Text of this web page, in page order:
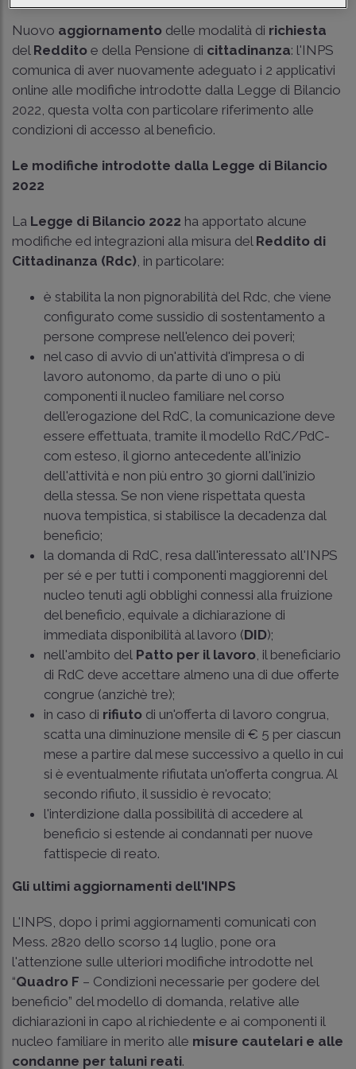
Nuovo aggiornamento delle modalità di richiesta
del Reddito e della Pensione di cittadinanza: l'INPS
comunica di aver nuovamente adeguato i 2 applicativi
online alle modifiche introdotte dalla Legge di Bilancio
2022, questa volta con particolare riferimento alle
condizioni di accesso al beneficio.
Le modifiche introdotte dalla Legge di Bilancio
2022
La Legge di Bilancio 2022 ha apportato alcune
modifiche ed integrazioni alla misura del Reddito di
Cittadinanza (Rdc) , in particolare:
è stabilita la non pignorabilità del Rdc, che viene
configurato come sussidio di sostentamento a
persone comprese nell'elenco dei poveri;
nel caso di avvio di un'attività d'impresa o di
lavoro autonomo, da parte di uno o più
componenti il nucleo familiare nel corso
dell'erogazione del RdC, la comunicazione deve
essere effettuata, tramite il modello RdC/PdC-
com esteso, il giorno antecedente all'inizio
dell'attività e non più entro 30 giorni dall'inizio
della stessa. Se non viene rispettata questa
nuova tempistica, si stabilisce la decadenza dal
beneficio;
la domanda di RdC, resa dall'interessato all'INPS
per sé e per tutti i componenti maggiorenni del
nucleo tenuti agli obblighi connessi alla fruizione
del beneficio, equivale a dichiarazione di
immediata disponibilità al lavoro (DID);
nell'ambito del Patto per il lavoro , il beneficiario
di RdC deve accettare almeno una di due offerte
congrue (anzichè tre);
in caso di rifiuto di un'offerta di lavoro congrua,
scatta una diminuzione mensile di € 5 per ciascun
mese a partire dal mese successivo a quello in cui
si è eventualmente rifiutata un'offerta congrua. Al
secondo rifiuto, il sussidio è revocato;
l'interdizione dalla possibilità di accedere al
beneficio si estende ai condannati per nuove
fattispecie di reato.
Gli ultimi aggiornamenti dell'INPS
L'INPS, dopo i primi aggiornamenti comunicati con
Mess. 2820 dello scorso 14 luglio, pone ora
l'attenzione sulle ulteriori modifiche introdotte nel
“Quadro F – Condizioni necessarie per godere del
beneficio” del modello di domanda, relative alle
dichiarazioni in capo al richiedente e ai componenti il
nucleo familiare in merito alle misure cautelari e alle
condanne per taluni reati.